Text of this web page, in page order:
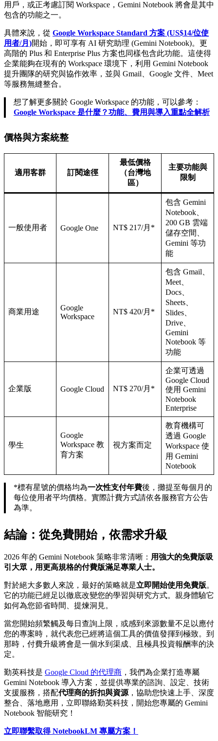
用戶，或正考慮訂閱 Workspace，Gemini Notebook 將會是其中
包含的功能之一。
具體來說，從 Google Workspace Standard 方案 (US$14/位使
用者/月)開始，即可享有 AI 研究助理 (Gemini Notebook)。更
高階的 Plus 和 Enterprise Plus 方案也同樣包含此功能。這使得
企業能夠在現有的 Workspace 環境下，利用 Gemini Notebook
提升團隊的研究與協作效率，並與 Gmail、Google 文件、Meet
等服務無縫整合。
想了解更多關於 Google Workspace 的功能，可以參考：
Google Workspace 是什麼？功能、費用與導入重點全解析
價格與方案統整
適用客群 訂閱途徑
最低價格
（台灣地
區）
主要功能與
限制
一般使用者 Google One NT$ 217/月*
包含 Gemini
Notebook、
200 GB 雲端
儲存空間、
Gemini 等功
能
商業用途
Google
Workspace
NT$ 420/月*
包含 Gmail、
Meet、
Docs、
Sheets、
Slides、
Drive、
Gemini
Notebook 等
功能
企業版 Google Cloud NT$ 270/月*
企業可透過
Google Cloud
使用 Gemini
Notebook
Enterprise
學生
Google
Workspace 教
育方案
視方案而定
教育機構可
透過 Google
Workspace 使
用 Gemini
Notebook
*標有星號的價格均為一次性支付年費後，攤提至每個月的
每位使用者平均價格。實際計費方式請依各服務官方公告
為準。
結論：從免費開始，依需求升級
2026 年的 Gemini Notebook 策略非常清晰： 用強大的免費版吸
引大眾，用更高規格的付費版滿足專業人士。
對於絕大多數人來說，最好的策略就是立即開始使用免費版。
它的功能已經足以徹底改變您的學習與研究方式。親身體驗它
如何為您節省時間、提煉洞見。
當您開始頻繁觸及每日查詢上限，或感到來源數量不足以應付
您的專案時，就代表您已經將這個工具的價值發揮到極致。到
那時，付費升級將會是一個水到渠成、且極具投資報酬率的決
定。
勤英科技是 Google Cloud 的代理商 ，我們為企業打造專屬
Gemini Notebook 導入方案，並提供專業的諮詢、設定、技術
支援服務，搭配代理商的折扣與資源 ，協助您快速上手、深度
整合、落地應用，立即聯絡勤英科技，開始您專屬的 Gemini
Notebook 智能研究！
立即聯繫取得 NotebookLM 專屬方案！